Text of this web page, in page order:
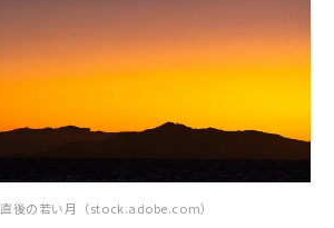
後の若い月（stock.adobe.com）